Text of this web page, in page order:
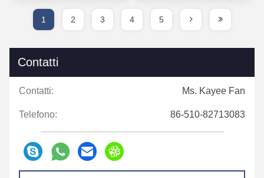
1 2 3 4 5
Contatti
Contatti: Ms. Kayee Fan
Telefono: 86-510-82713083